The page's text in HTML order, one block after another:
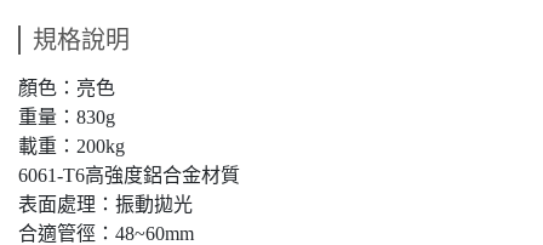
規格說明
顏色：亮色
重量：830g
載重：200kg
6061-T6高強度鋁合金材質
表面處理：振動拋光
合適管徑：48~60mm